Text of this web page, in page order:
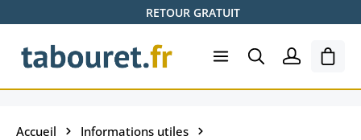
Passer au contenu principalRETOUR GRATUIT
Le
Accueil
Informations utiles